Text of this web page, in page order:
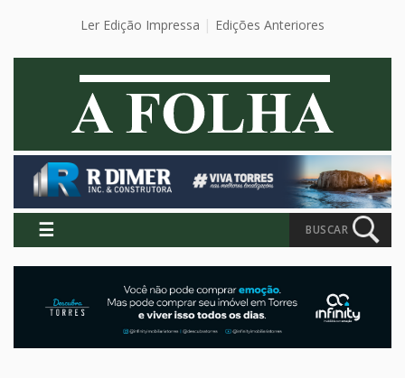
Ler Edição Impressa Edições Anteriores
☰ BUSCAR